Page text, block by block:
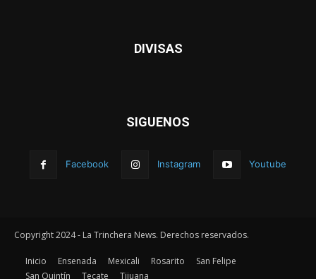
DIVISAS
SIGUENOS
Facebook Instagram Youtube
Copyright 2024 - La Trinchera News. Derechos reservados.
Inicio Ensenada Mexicali Rosarito
San Felipe
San Quintín
Tecate Tijuana